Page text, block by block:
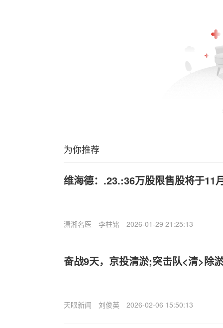
为你推荐
维海德：.23.:36万股限售股将于11
潇湘名医 李柱铭 2026-01-29 21:25:13
奋战9天，京投清淤;突击队<清>除
天眼新闻 刘俊英 2026-02-06 15:50:13